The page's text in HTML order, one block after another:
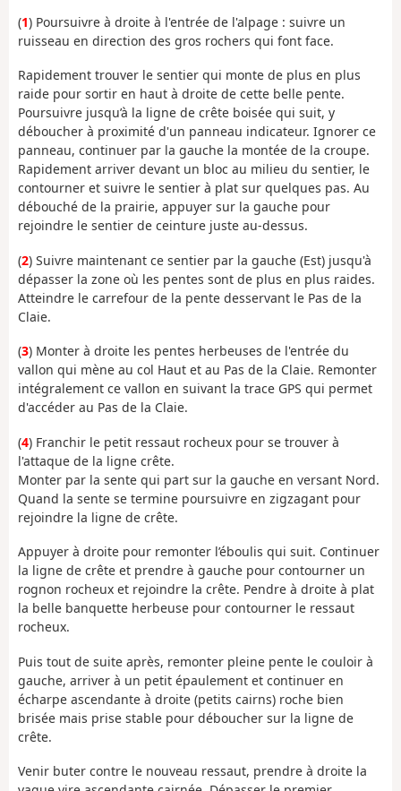
(1) Poursuivre à droite à l'entrée de l'alpage : suivre un
ruisseau en direction des gros rochers qui font face.
Rapidement trouver le sentier qui monte de plus en plus
raide pour sortir en haut à droite de cette belle pente.
Poursuivre jusqu’à la ligne de crête boisée qui suit, y
déboucher à proximité d'un panneau indicateur. Ignorer ce
panneau, continuer par la gauche la montée de la croupe.
Rapidement arriver devant un bloc au milieu du sentier, le
contourner et suivre le sentier à plat sur quelques pas. Au
débouché de la prairie, appuyer sur la gauche pour
rejoindre le sentier de ceinture juste au-dessus.
(2) Suivre maintenant ce sentier par la gauche (Est) jusqu'à
dépasser la zone où les pentes sont de plus en plus raides.
Atteindre le carrefour de la pente desservant le Pas de la
Claie.
(3) Monter à droite les pentes herbeuses de l'entrée du
vallon qui mène au col Haut et au Pas de la Claie. Remonter
intégralement ce vallon en suivant la trace GPS qui permet
d'accéder au Pas de la Claie.
(4) Franchir le petit ressaut rocheux pour se trouver à
l'attaque de la ligne crête.
Monter par la sente qui part sur la gauche en versant Nord.
Quand la sente se termine poursuivre en zigzagant pour
rejoindre la ligne de crête.
Appuyer à droite pour remonter l’éboulis qui suit. Continuer
la ligne de crête et prendre à gauche pour contourner un
rognon rocheux et rejoindre la crête. Pendre à droite à plat
la belle banquette herbeuse pour contourner le ressaut
rocheux.
Puis tout de suite après, remonter pleine pente le couloir à
gauche, arriver à un petit épaulement et continuer en
écharpe ascendante à droite (petits cairns) roche bien
brisée mais prise stable pour déboucher sur la ligne de
crête.
Venir buter contre le nouveau ressaut, prendre à droite la